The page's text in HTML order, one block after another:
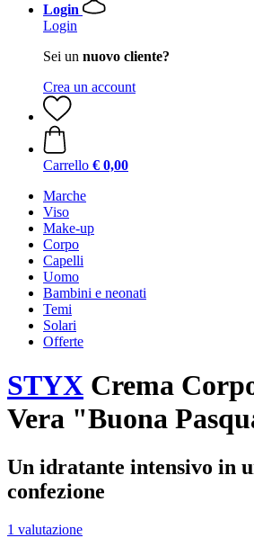
Login
Login
Sei un nuovo cliente?
Crea un account
Carrello € 0,00
Marche
Viso
Make-up
Corpo
Capelli
Uomo
Bambini e neonati
Temi
Solari
Offerte
STYX Crema
Vera "Buona
Un idratante intensivo in
confezione
1 valutazione